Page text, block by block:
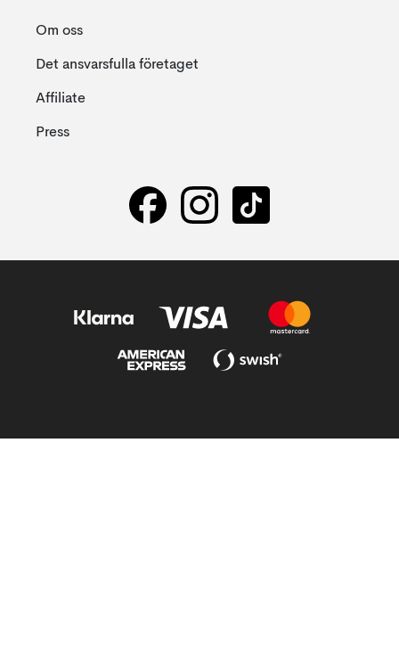
Om oss
Det ansvarsfulla företaget
Affiliate
Press